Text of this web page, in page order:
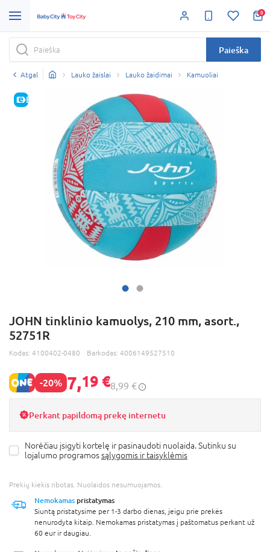
0
Paieška
Atgal Lauko žaislai Lauko žaidimai Kamuoliai
E-KAINA
JOHN tinklinio kamuolys, 210 mm, asort.,
52751R
Kodas: 4100402-0480 Barkodas: 4006149527510
-20% 7,19 €8,99 €
Perkant papildomą prekę internetu
Norėčiau įsigyti kortelę ir pasinaudoti nuolaida. Sutinku su
lojalumo programossąlygomis ir taisyklėmis
Prekių kiekis ribotas. Nuolaidos nesumuojamos.
Nemokamas pristatymas
Siuntą pristatysime per 1-3 darbo dienas, jeigu prie prekės
nenurodyta kitaip. Nemokamas pristatymas į paštomatus perkant už
60 eur ir daugiau.